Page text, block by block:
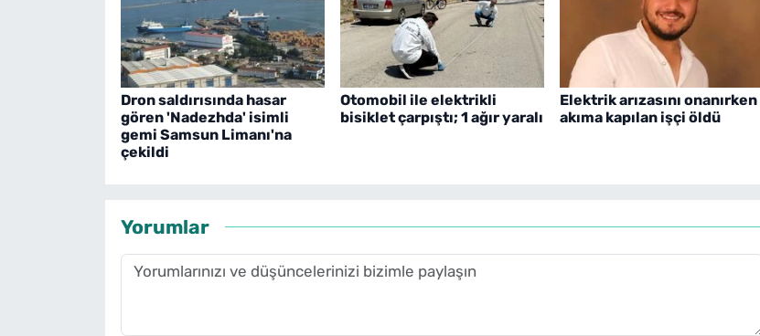
Dron saldırısında hasar
gören 'Nadezhda' isimli
gemi Samsun Limanı'na
çekildi
Otomobil ile elektrikli
bisiklet çarpıştı; 1 ağır yaralı
Elektrik arızasını onanırken
akıma kapılan işçi öldü
Yorumlar